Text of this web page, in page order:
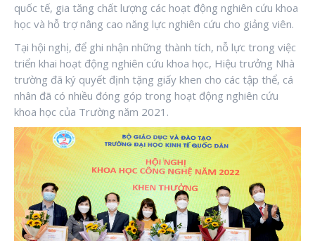
quốc tế, gia tăng chất lượng các hoạt động nghiên cứu khoa
học và hỗ trợ nâng cao năng lực nghiên cứu cho giảng viên.
Tại hội nghị, để ghi nhận những thành tích, nỗ lực trong việc
triển khai hoạt động nghiên cứu khoa học, Hiệu trưởng Nhà
trường đã ký quyết định tặng giấy khen cho các tập thể, cá
nhân đã có nhiều đóng góp trong hoạt động nghiên cứu
khoa học của Trường năm 2021.